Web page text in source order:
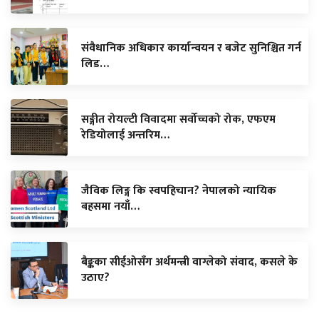
संवैधानिक अधिकार कार्यान्वयन र बजेट सुनिश्चित गर्न
लिड…
सङ्गीत रोयल्टी विवादमा सर्वोच्चको रोक, एफएम
रेडियोलाई अन्तरिम…
जैविक लिङ्ग कि स्वपहिचान? नेपालको न्यायिक
बहसमा नयाँ…
बैङ्कका सीईओसँग अर्थमन्त्री वाग्लेको संवाद, कसले के
उठाए?